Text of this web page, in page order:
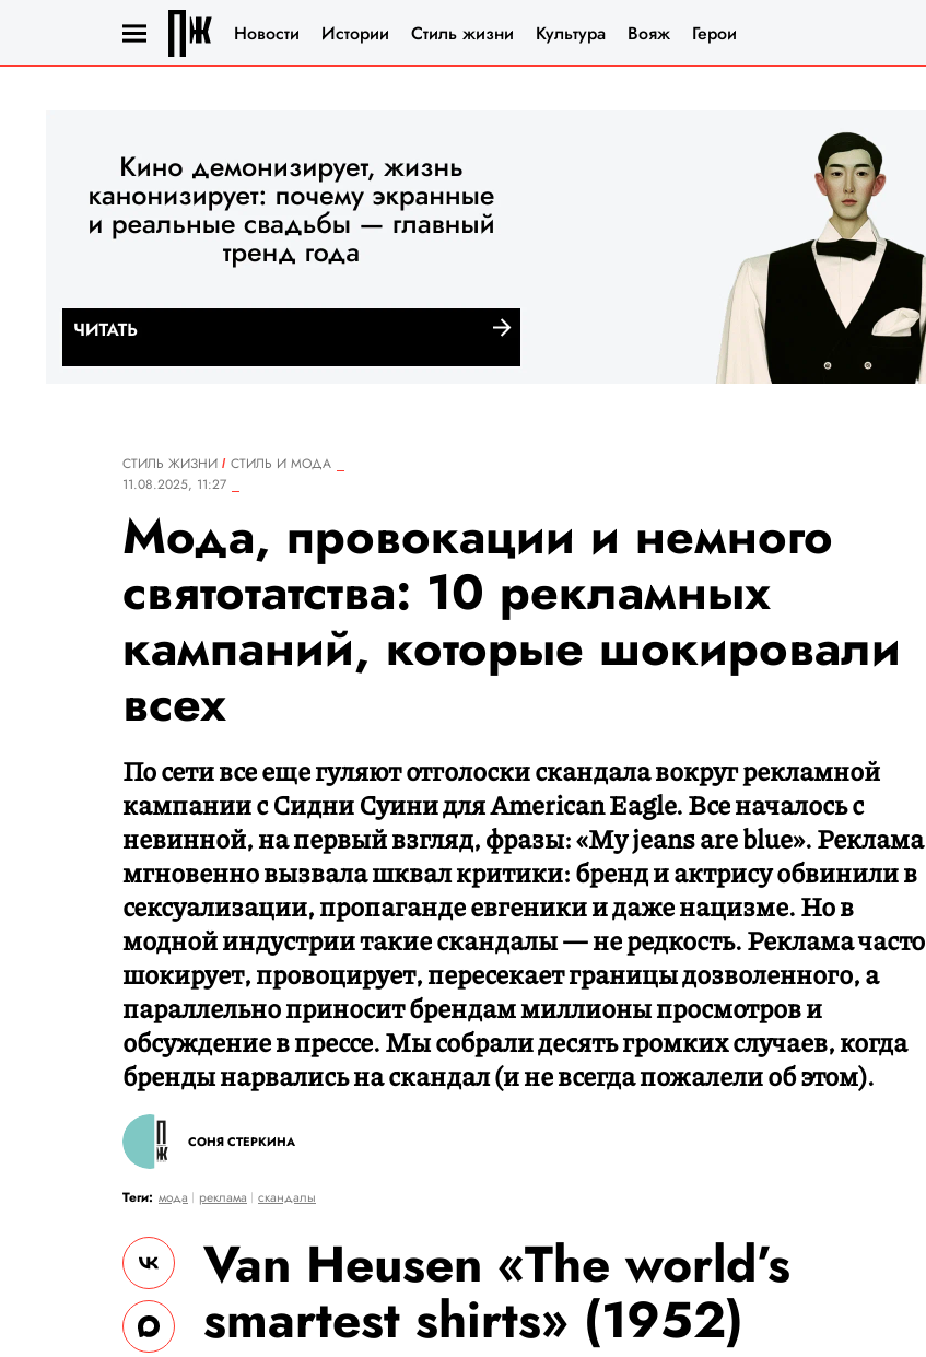
Новости Истории Стиль жизни Культура Вояж Герои
СТИЛЬ ЖИЗНИ
СТИЛЬ И МОДА
11.08.2025, 11:27
Мода, провокации и немного
святотатства: 10 рекламных
кампаний, которые шокировали
всех
По сети все еще гуляют отголоски скандала вокруг рекламной
кампании с Сидни Суини для American Eagle. Все началось с
невинной, на первый взгляд, фразы: «My jeans are blue». Реклама
мгновенно вызвала шквал критики: бренд и актрису обвинили в
сексуализации, пропаганде евгеники и даже нацизме. Но в
модной индустрии такие скандалы — не редкость. Реклама часто
шокирует, провоцирует, пересекает границы дозволенного, а
параллельно приносит брендам миллионы просмотров и
обсуждение в прессе. Мы собрали десять громких случаев, когда
бренды нарвались на скандал (и не всегда пожалели об этом).
СОНЯ СТЕРКИНА
Теги: мода реклама скандалы
Van Heusen «The world’s
smartest shirts» (1952)